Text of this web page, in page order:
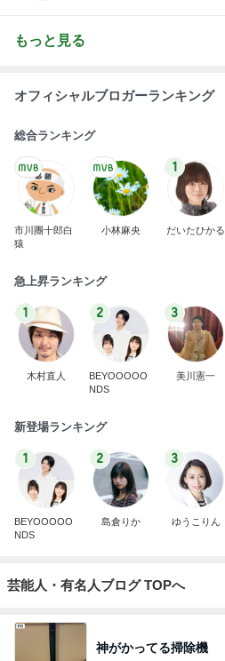
もっと見る
オフィシャルブロガーランキング
総合ランキング
市川團十郎白
猿
小林麻央
1
だいたひかる
急上昇ランキング
1
木村直人
2
BEYOOOOO
NDS
3
美川憲一
新登場ランキング
1
BEYOOOOO
NDS
2
島倉りか
3
ゆうこりん
芸能人・有名人ブログ TOPへ
神がかってる掃除機